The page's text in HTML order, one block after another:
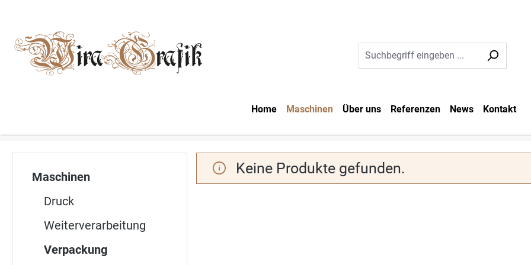
Home Maschinen Über uns Referenzen News Kontakt
Maschinen
Druck
Weiterverarbeitung
Verpackung
Keine Produkte gefunden.